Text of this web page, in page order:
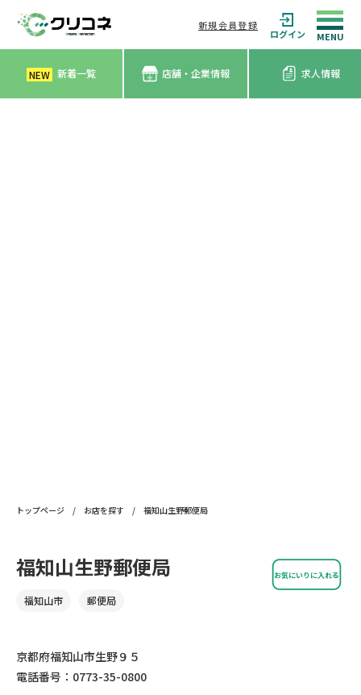
新規会員登録
ログイン
NEW 新着一覧 店舗・企業情報 求人情報
トップページ / お店を探す / 福知山生野郵便局
お気にいりに入れる
福知山生野郵便局
福知山市 郵便局
京都府福知山市生野９５
電話番号：0773-35-0800